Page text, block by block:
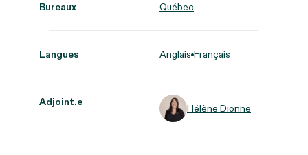
Bureaux Québec
Langues Anglais Français
Adjoint.e Hélène Dionne